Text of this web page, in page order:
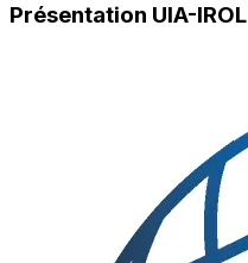
Présentation UIA-IROL